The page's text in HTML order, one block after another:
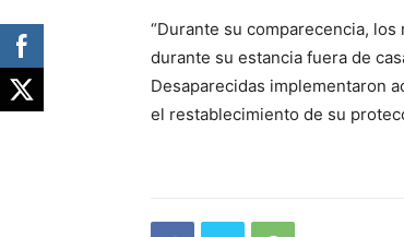
“Durante su comparecencia,
durante su estancia fuera de
Desaparecidas implementaron
el restablecimiento de su